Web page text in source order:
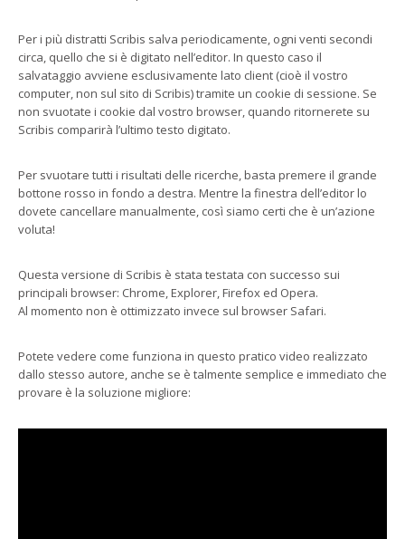
Per i più distratti Scribis salva periodicamente, ogni venti secondi
circa, quello che si è digitato nell’editor. In questo caso il
salvataggio avviene esclusivamente lato client (cioè il vostro
computer, non sul sito di Scribis) tramite un cookie di sessione. Se
non svuotate i cookie dal vostro browser, quando ritornerete su
Scribis comparirà l’ultimo testo digitato.
Per svuotare tutti i risultati delle ricerche, basta premere il grande
bottone rosso in fondo a destra. Mentre la finestra dell’editor lo
dovete cancellare manualmente, così siamo certi che è un’azione
voluta!
Questa versione di Scribis è stata testata con successo sui
principali browser: Chrome, Explorer, Firefox ed Opera.
Al momento non è ottimizzato invece sul browser Safari.
Potete vedere come funziona in questo pratico video realizzato
dallo stesso autore, anche se è talmente semplice e immediato che
provare è la soluzione migliore: